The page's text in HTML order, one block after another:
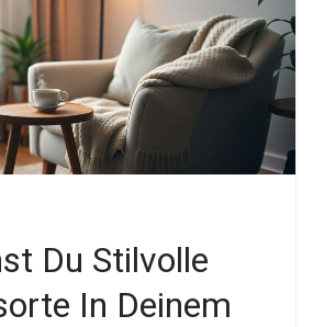
Du Stilvolle
In Deinem